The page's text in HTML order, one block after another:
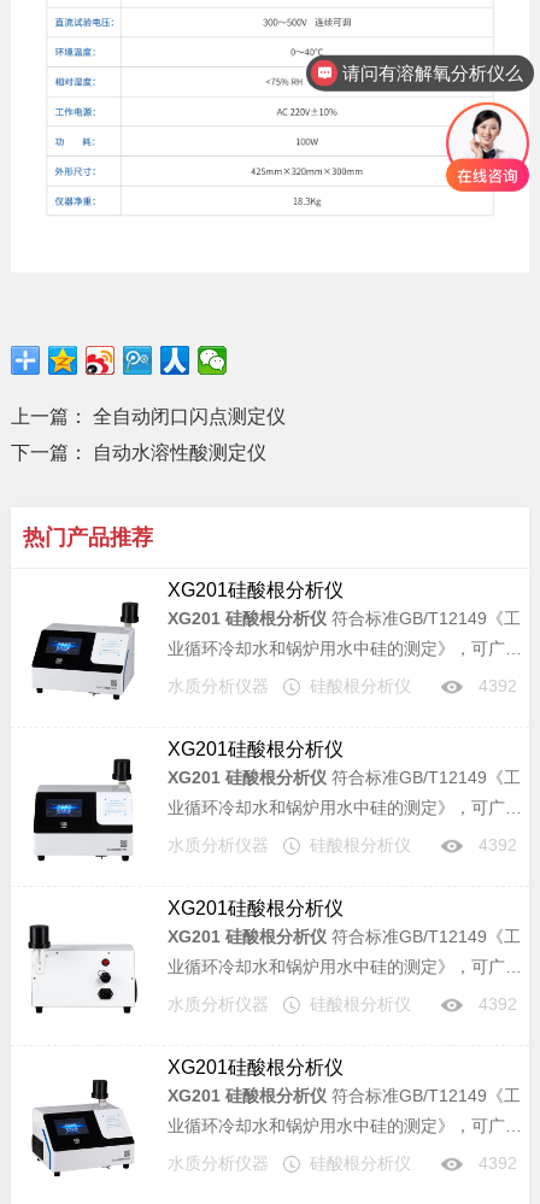
上一篇：
全自动闭口闪点测定仪
下一篇：
自动水溶性酸测定仪
热门产品推荐
XG201硅酸根分析仪
XG201 硅酸根分析仪符合标准GB/T12149《工
业循环冷却水和锅炉用水中硅的测定》，可广泛
应用于电力、化工、冶金、环保、制药、半导体
水质分析仪器 硅酸根分析仪 4392
XG201硅酸根分析仪
XG201 硅酸根分析仪符合标准GB/T12149《工
业循环冷却水和锅炉用水中硅的测定》，可广泛
应用于电力、化工、冶金、环保、制药、半导体
水质分析仪器 硅酸根分析仪 4392
XG201硅酸根分析仪
XG201 硅酸根分析仪符合标准GB/T12149《工
业循环冷却水和锅炉用水中硅的测定》，可广泛
应用于电力、化工、冶金、环保、制药、半导体
水质分析仪器 硅酸根分析仪 4392
XG201硅酸根分析仪
XG201 硅酸根分析仪符合标准GB/T12149《工
业循环冷却水和锅炉用水中硅的测定》，可广泛
应用于电力、化工、冶金、环保、制药、半导体
水质分析仪器 硅酸根分析仪 4392
请问有溶解氧分析仪么